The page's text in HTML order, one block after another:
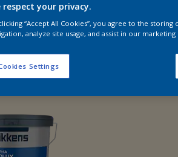
respect your privacy.
“Accept All Cookies”, you agree to the
analyze site usage, and assist in our
Settings